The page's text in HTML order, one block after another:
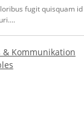
fugit quisquam id
& Kommunikation